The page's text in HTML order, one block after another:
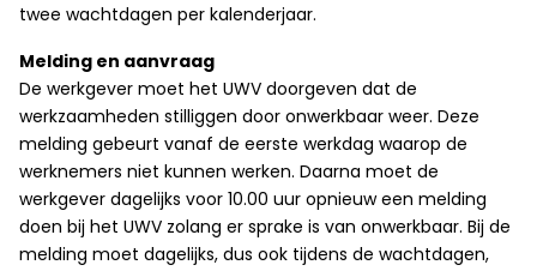
twee wachtdagen per kalenderjaar.
Melding en aanvraag
De werkgever moet het UWV doorgeven dat de
werkzaamheden stilliggen door onwerkbaar weer. Deze
melding gebeurt vanaf de eerste werkdag waarop de
werknemers niet kunnen werken. Daarna moet de
werkgever dagelijks voor 10.00 uur opnieuw een melding
doen bij het UWV zolang er sprake is van onwerkbaar. Bij de
melding moet dagelijks, dus ook tijdens de wachtdagen,